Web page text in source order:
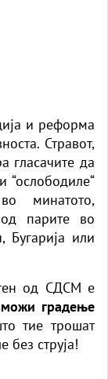
и реформа
Стравот,
гласачите да
минатото,
парите во
Бугарија или
од СДСМ е
градење
тие трошат
без струја!